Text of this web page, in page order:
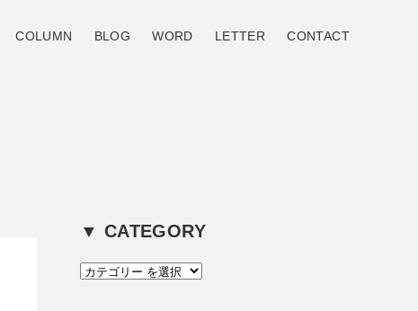
COLUMN BLOG WORD LETTER CONTACT
▼ CATEGORY
カ